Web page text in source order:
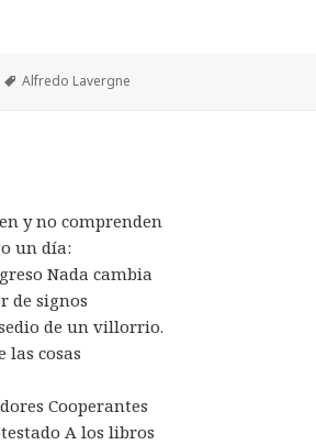
Etiquetas
Alfredo Lavergne
y no comprenden
un día:
Nada cambia
de signos
de un villorrio.
las cosas
Cooperantes
A los libros